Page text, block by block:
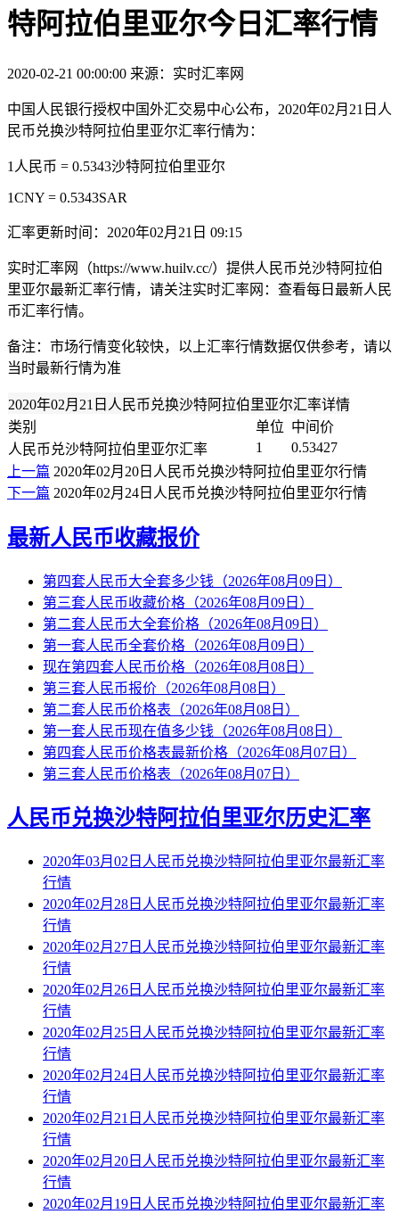
特阿拉伯里亚尔今日汇率行情
2020-02-21 00:00:00 来源：实时汇率网
中国人民银行授权中国外汇交易中心公布，2020年02月21日人
民币兑换沙特阿拉伯里亚尔汇率行情为：
1人民币 = 0.5343沙特阿拉伯里亚尔
1CNY = 0.5343SAR
汇率更新时间：2020年02月21日 09:15
实时汇率网（https://www.huilv.cc/）提供人民币兑沙特阿拉伯
里亚尔最新汇率行情，请关注实时汇率网：查看每日最新人民
币汇率行情。
备注：市场行情变化较快，以上汇率行情数据仅供参考，请以
当时最新行情为准
2020年02月21日人民币兑换沙特阿拉伯里亚尔汇率详情
类别
单位 中间价
人民币兑沙特阿拉伯里亚尔汇率
1
0.53427
上一篇 2020年02月20日人民币兑换沙特阿拉伯里亚尔行情
下一篇 2020年02月24日人民币兑换沙特阿拉伯里亚尔行情
最新人民币收藏报价
第四套人民币大全套多少钱（2026年08月09日）
第三套人民币收藏价格（2026年08月09日）
第二套人民币大全套价格（2026年08月09日）
第一套人民币全套价格（2026年08月09日）
现在第四套人民币价格（2026年08月08日）
第三套人民币报价（2026年08月08日）
第二套人民币价格表（2026年08月08日）
第一套人民币现在值多少钱（2026年08月08日）
第四套人民币价格表最新价格（2026年08月07日）
第三套人民币价格表（2026年08月07日）
人民币兑换沙特阿拉伯里亚尔历史汇率
2020年03月02日人民币兑换沙特阿拉伯里亚尔最新汇率
行情
2020年02月28日人民币兑换沙特阿拉伯里亚尔最新汇率
行情
2020年02月27日人民币兑换沙特阿拉伯里亚尔最新汇率
行情
2020年02月26日人民币兑换沙特阿拉伯里亚尔最新汇率
行情
2020年02月25日人民币兑换沙特阿拉伯里亚尔最新汇率
行情
2020年02月24日人民币兑换沙特阿拉伯里亚尔最新汇率
行情
2020年02月21日人民币兑换沙特阿拉伯里亚尔最新汇率
行情
2020年02月20日人民币兑换沙特阿拉伯里亚尔最新汇率
行情
2020年02月19日人民币兑换沙特阿拉伯里亚尔最新汇率